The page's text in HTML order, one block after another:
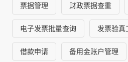
票据管理 财政票据查重
电子发票批量查询 发票验真
借款申请 备用金账户管理